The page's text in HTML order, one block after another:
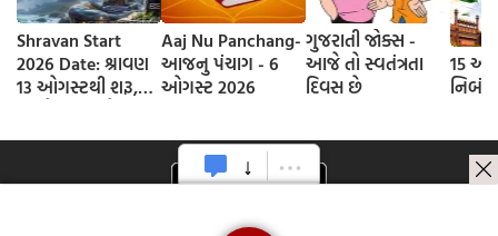
Shravan Start
2026 Date: શ્રાવણ
13 ઓગસ્ટથી શરૂ,
શ્રાવણના કેટલા
Aaj Nu Panchang-
આજનુ પંચાગ - 6
ઓગસ્ટ 2026
ગુજરાતી જોક્સ -
આજે તો સ્વતંત્રતા
દિવસ છે
15
નિબંધ